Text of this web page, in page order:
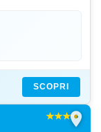
SCOPRI
location_on